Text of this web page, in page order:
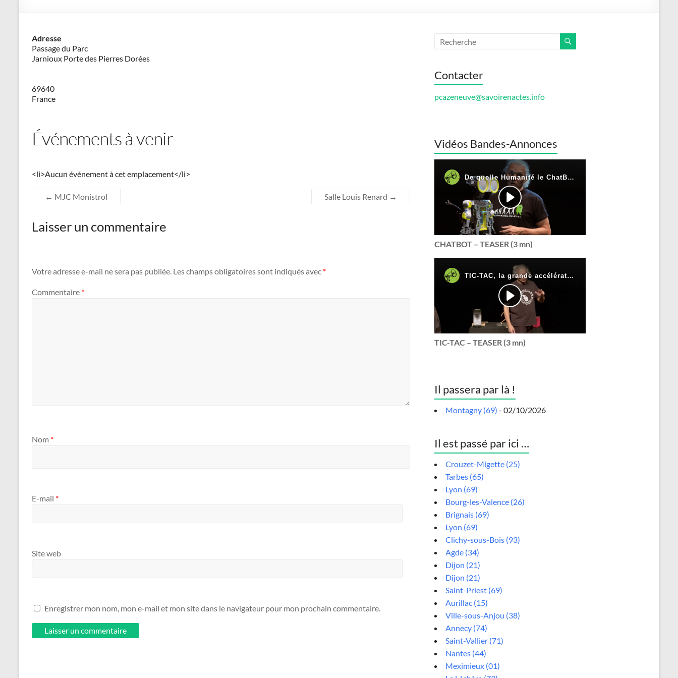
Philippe
Cazeneuve
Adresse
Passage du Parc
Jarnioux Porte des Pierres Dorées
69640
France
Événements à venir
<li>Aucun événement à cet emplacement</li>
← MJC Monistrol Salle Louis Renard →
Laisser un commentaire
Votre adresse e-mail ne sera pas publiée. Les champs obligatoires sont indiqués avec *
Commentaire *
Nom *
E-mail *
Site web
Enregistrer mon nom, mon e-mail et mon site dans le navigateur pour mon prochain commentaire.
Contacter
pcazeneuve@savoirenactes.info
Vidéos Bandes-Annonces
CHATBOT – TEASER (3 mn)
TIC-TAC – TEASER (3 mn)
Il passera par là !
Montagny (69) - 02/10/2026
Il est passé par ici …
Crouzet-Migette (25)
Tarbes (65)
Lyon (69)
Bourg-les-Valence (26)
Brignais (69)
Lyon (69)
Clichy-sous-Bois (93)
Agde (34)
Dijon (21)
Dijon (21)
Saint-Priest (69)
Aurillac (15)
Ville-sous-Anjou (38)
Annecy (74)
Saint-Vallier (71)
Nantes (44)
Meximieux (01)